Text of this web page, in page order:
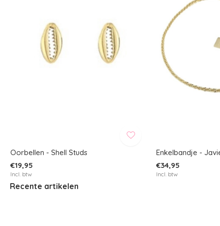
Oorbellen - Shell Studs
€19,95
Incl. btw
Enkelbandje -
€34,95
Incl. btw
Recente artikelen